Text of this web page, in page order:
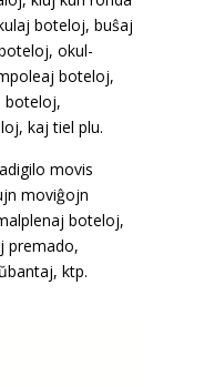
boteloj, buŝaj
okul-
boteloj,
boteloj,
kaj tiel plu.
movis
moviĝojn
boteloj,
premado,
ktp.